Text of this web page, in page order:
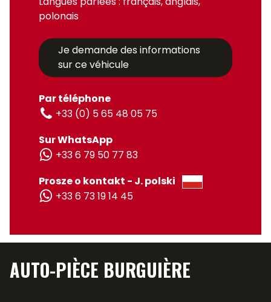
polonais
Je demande des informations
sur ce véhicule
Par téléphone
+33 (0) 5 65 48 05 75
Sur WhatsApp
+33 6 79 50 77 83
Prosze o kontakt - J. polski
+33 6 73 19 14 45
AUTO-PIÈCE BURGUIÈRE